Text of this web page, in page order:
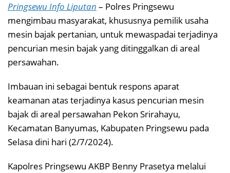
Pringsewu Info Liputan – Polres Pringsewu
mengimbau masyarakat, khususnya pemilik usaha
mesin bajak pertanian, untuk mewaspadai terjadinya
pencurian mesin bajak yang ditinggalkan di areal
persawahan.
Imbauan ini sebagai bentuk respons aparat
keamanan atas terjadinya kasus pencurian mesin
bajak di areal persawahan Pekon Srirahayu,
Kecamatan Banyumas, Kabupaten Pringsewu pada
Selasa dini hari (2/7/2024).
Kapolres Pringsewu AKBP Benny Prasetya melalui